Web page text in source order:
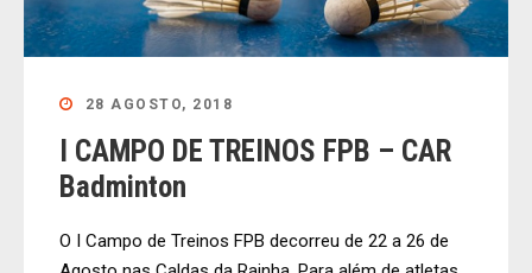
28 AGOSTO, 2018
I CAMPO DE TREINOS FPB – CAR
Badminton
O I Campo de Treinos FPB decorreu de 22 a 26 de